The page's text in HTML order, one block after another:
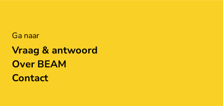
Ga naar
Vraag & antwoord
Over BEAM
Contact